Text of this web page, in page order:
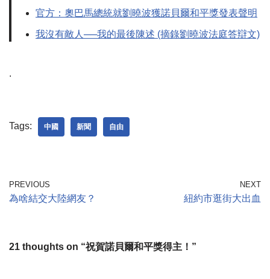
官方：奧巴馬總統就劉曉波獲諾貝爾和平獎發表聲明
我沒有敵人──我的最後陳述 (摘錄劉曉波法庭答辯文)
.
Tags: 中國 新聞 自由
PREVIOUS
為啥結交大陸網友？
NEXT
紐約市逛街大出血
21 thoughts on “祝賀諾貝爾和平獎得主！”